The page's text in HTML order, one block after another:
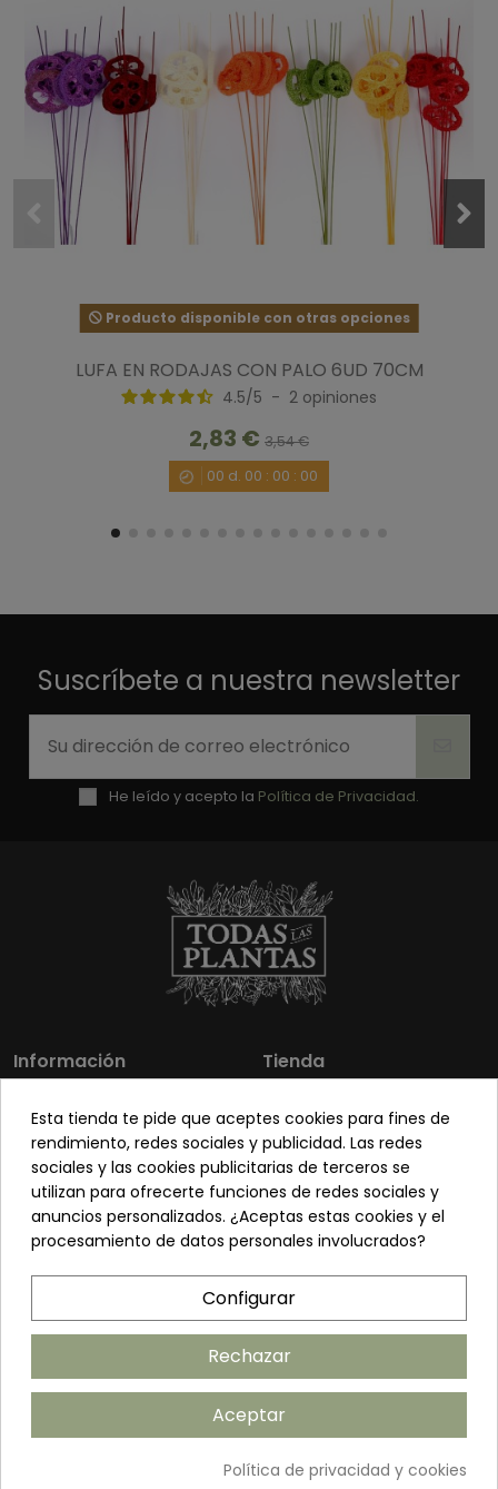
Producto disponible con otras opciones
LUFA EN RODAJAS CON PALO 6UD 70CM
4.5/5 - 2 opiniones
2,83 € 3,54 €
00 d. 00 : 00 : 00
Suscríbete a nuestra newsletter
He leído y acepto la Política de Privacidad.
Información
Los más vendidos
Sobre nosotros
Pon tu planta guapa
Preguntas frecuentes
Tienda
Mi cuenta
Contacto
Envíos y Devoluciones
Venta a profesionales
Términos y condiciones
Política de cookies
Esta tienda te pide que aceptes cookies para fines de
rendimiento, redes sociales y publicidad. Las redes
sociales y las cookies publicitarias de terceros se
utilizan para ofrecerte funciones de redes sociales y
anuncios personalizados. ¿Aceptas estas cookies y el
procesamiento de datos personales involucrados?
Configurar
Rechazar
Aceptar
Política de privacidad y cookies